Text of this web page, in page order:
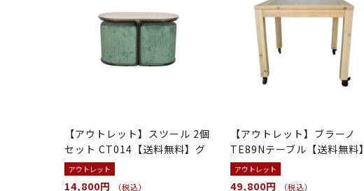
【アウトレット】スツール 2個
セット CT014【送料無料】グ
リーン
アウトレット
14,800円
（税込）
【アウトレット】ブラーノ
TE89Nテーブル【送料無料】
アウトレット
49,800円
（税込）